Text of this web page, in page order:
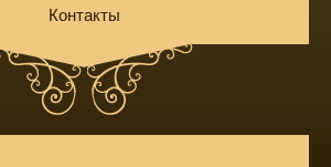
Контакты